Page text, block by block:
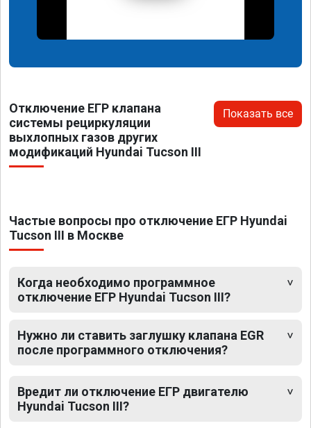
Отключение ЕГР клапана
системы рециркуляции
выхлопных газов других
модификаций Hyundai Tucson III
Показать все
Частые вопросы про отключение ЕГР Hyundai
Tucson III в Москве
Когда необходимо программное
отключение ЕГР Hyundai Tucson III?
Нужно ли ставить заглушку клапана EGR
после программного отключения?
Вредит ли отключение ЕГР двигателю
Hyundai Tucson III?